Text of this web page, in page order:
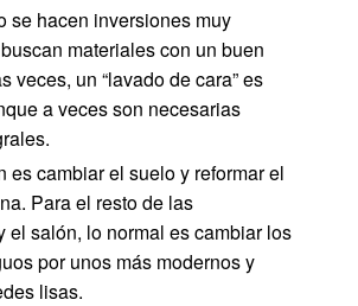
se hacen inversiones muy
materiales con un buen
veces, un “lavado de cara” es
a veces son necesarias
es cambiar el suelo y reformar el
Para el resto de las
el salón, lo normal es cambiar los
por unos más modernos y
lisas.